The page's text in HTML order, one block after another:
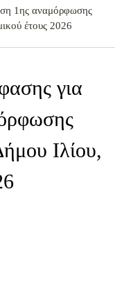
1ης αναμόρφωσης
έτους 2026
για
Ιλίου,